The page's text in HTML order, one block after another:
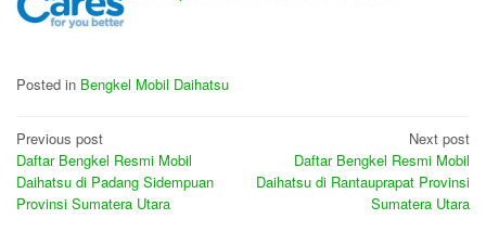
Posted in Bengkel Mobil Daihatsu
Post
navigation
Previous post
Daftar Bengkel Resmi Mobil
Daihatsu di Padang Sidempuan
Provinsi Sumatera Utara
Next post
Daftar Bengkel Resmi Mobil
Daihatsu di Rantauprapat Provinsi
Sumatera Utara